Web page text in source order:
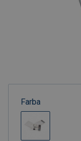
Farba